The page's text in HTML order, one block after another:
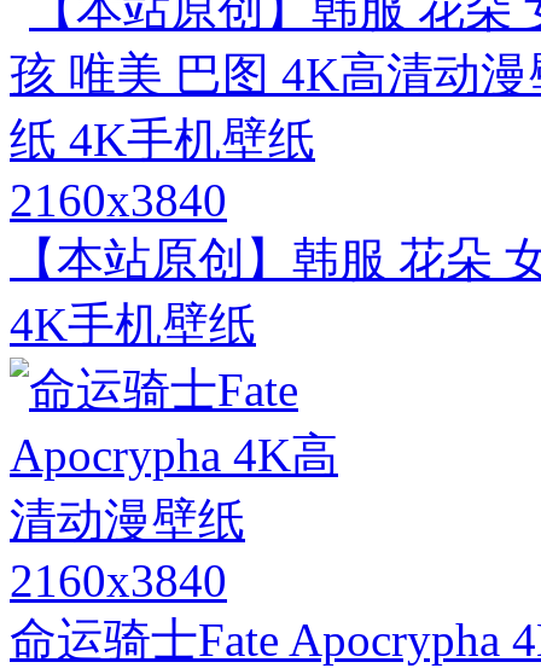
2160x3840
【本站原创】韩服 花朵
4K手机壁纸
2160x3840
命运骑士Fate Apocrypha